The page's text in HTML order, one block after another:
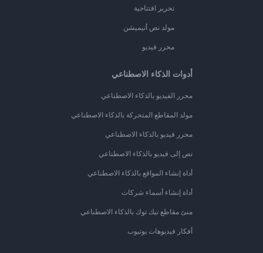
تحرير افتتاحية
مولد نص أنيميشن
محرر فيديو
أدوات الذكاء الاصطناعي
محرر الفيديو بالذكاء الاصطناعي
مولد المقاطع المتحركة بالذكاء الاصطناعي
محرر فيديو بالذكاء الاصطناعي
نص إلى فيديو بالذكاء الاصطناعي
أداة إنشاء المواقع بالذكاء الاصطناعي
أداة إنشاء أسماء شركات
منئ مقاطع تيك توك بالذكاء الاصطناعي
أفكار فيديوهات يوتيوب